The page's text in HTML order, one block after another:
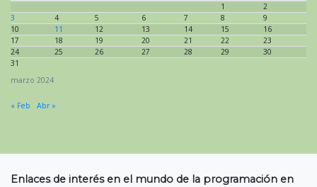
marzo 2024
1
2
3
4 5 6 7 8
9
10
11 12 13 14 15
16
17
18 19 20 21 22
23
24
25 26 27 28 29
30
31
« Feb Abr »
Enlaces de interés en el mundo de la programación en